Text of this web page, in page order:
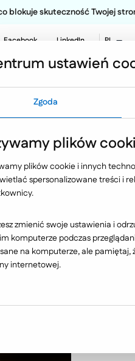
blokuje skuteczność Twojej
Facebook LinkedIn
PL
EN
NO
Nowodvorski Lighting
ustawień
Zgoda
plików
plików cookie i innych
spersonalizowane treści i
zmienić swoje ustawienia i
komputerze podczas
na komputerze, ale
internetowej.